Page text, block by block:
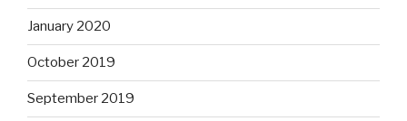
January 2020
October 2019
September 2019